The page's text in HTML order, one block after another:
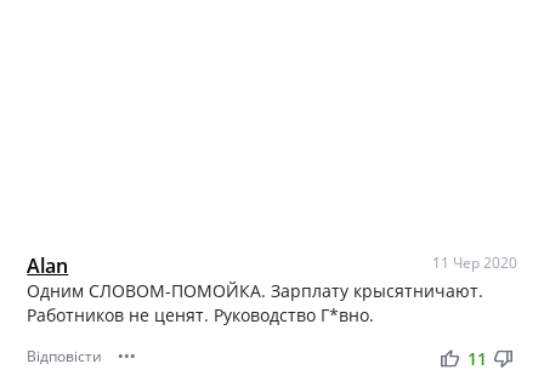
Alan 11 Чер 2020
Одним СЛОВОМ-ПОМОЙКА. Зарплату крысятничают.
Работников не ценят. Руководство Г*вно.
Відповісти ••• thumb_up thumb_down
11